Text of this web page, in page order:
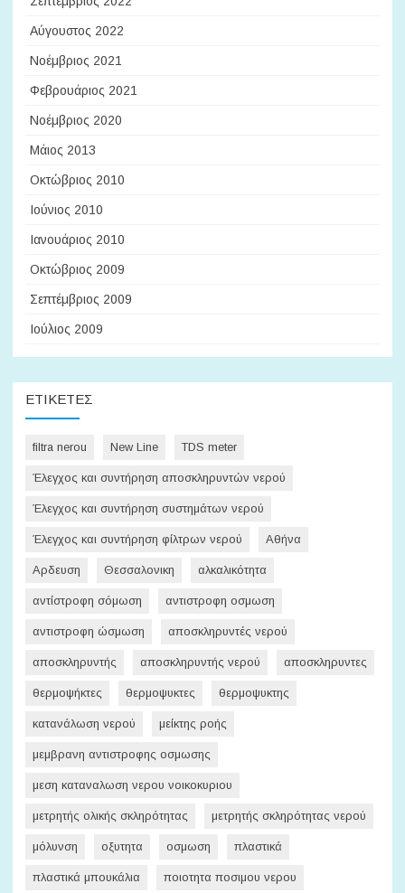
Αύγουστος 2022
Νοέμβριος 2021
Φεβρουάριος 2021
Νοέμβριος 2020
Μάιος 2013
Οκτώβριος 2010
Ιούνιος 2010
Ιανουάριος 2010
Οκτώβριος 2009
Σεπτέμβριος 2009
Ιούλιος 2009
ΕΤΙΚΈΤΕΣ
filtra nerou New Line TDS meter
Έλεγχος και συντήρηση αποσκληρυντών νερού
Έλεγχος και συντήρηση συστημάτων νερού
Έλεγχος και συντήρηση φίλτρων νερού Αθήνα
Αρδευση Θεσσαλονικη αλκαλικότητα
αντίστροφη σόμωση αντιστροφη οσμωση
αντιστροφη ώσμωση αποσκληρυντές νερού
αποσκληρυντής αποσκληρυντής νερού αποσκληρυντες
θερμοψήκτες θερμοψυκτες θερμοψυκτης
κατανάλωση νερού μείκτης ροής
μεμβρανη αντιστροφης οσμωσης
μεση καταναλωση νερου νοικοκυριου
μετρητής ολικής σκληρότητας μετρητής σκληρότητας νερού
μόλυνση οξυτητα οσμωση πλαστικά
πλαστικά μπουκάλια ποιοτητα ποσιμου νερου